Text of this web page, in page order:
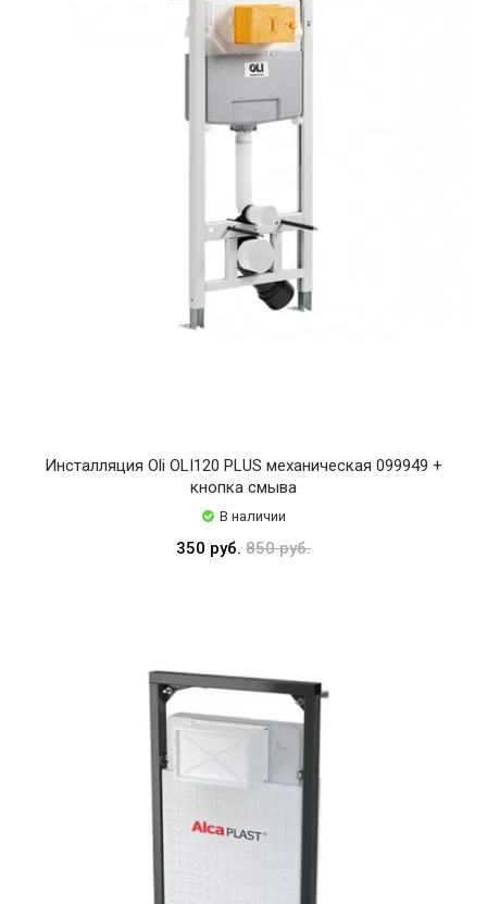
Инсталляция Oli OLI120 PLUS механическая 099949 +
кнопка смыва
В наличии
350 руб. 850 руб.